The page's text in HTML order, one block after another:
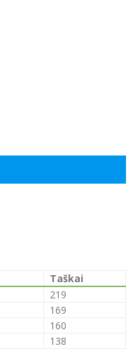
Taškai
219
169
160
138